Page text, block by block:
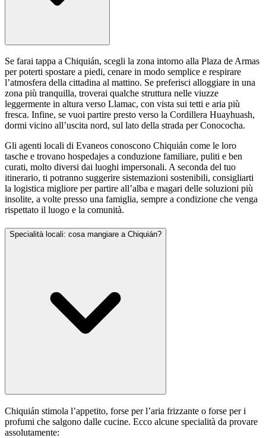
Se farai tappa a Chiquián, scegli la zona intorno alla Plaza de Armas
per poterti spostare a piedi, cenare in modo semplice e respirare
l’atmosfera della cittadina al mattino. Se preferisci alloggiare in una
zona più tranquilla, troverai qualche struttura nelle viuzze
leggermente in altura verso Llamac, con vista sui tetti e aria più
fresca. Infine, se vuoi partire presto verso la Cordillera Huayhuash,
dormi vicino all’uscita nord, sul lato della strada per Conococha.
Gli agenti locali di Evaneos conoscono Chiquián come le loro
tasche e trovano hospedajes a conduzione familiare, puliti e ben
curati, molto diversi dai luoghi impersonali. A seconda del tuo
itinerario, ti potranno suggerire sistemazioni sostenibili, consigliarti
la logistica migliore per partire all’alba e magari delle soluzioni più
insolite, a volte presso una famiglia, sempre a condizione che venga
rispettato il luogo e la comunità.
Specialità locali: cosa mangiare a Chiquián?
Chiquián stimola l’appetito, forse per l’aria frizzante o forse per i
profumi che salgono dalle cucine. Ecco alcune specialità da provare
assolutamente: